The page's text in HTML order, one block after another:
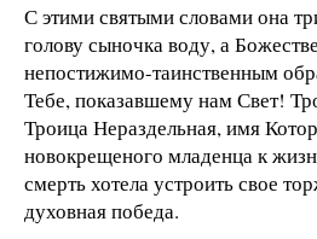
С этими святыми словами она
голову сыночка воду, а
непостижимо-таинственным
Тебе, показавшему нам Свет!
Троица Нераздельная, имя
новокрещеного младенца к
смерть хотела устроить свое
духовная победа.